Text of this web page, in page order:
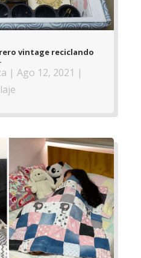
vintage reciclando
| Ago 12, 2021 |